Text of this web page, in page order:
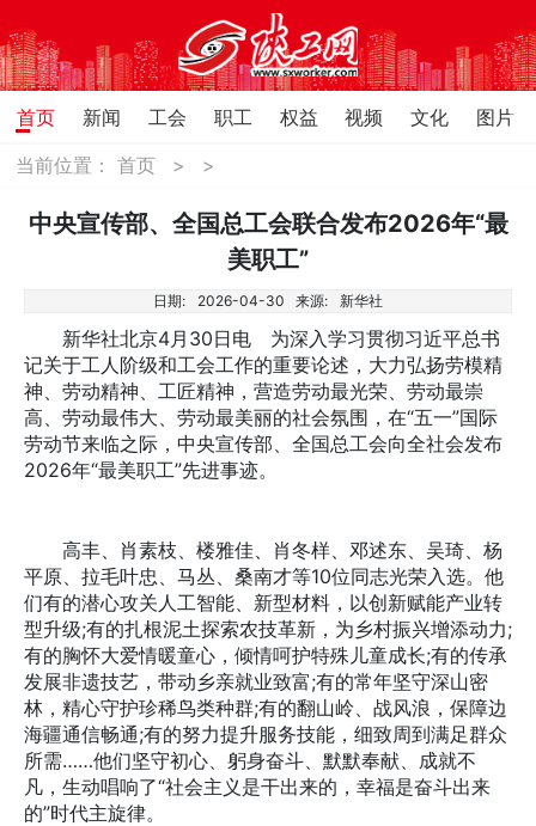
首页 新闻 工会 职工 权益 视频 文化
图片
当前位置：首页 > >
中央宣传部、全国总工会联合发布2026年“最
美职工”
日期: 2026-04-30 来源: 新华社
新华社北京4月30日电 为深入学习贯彻习近平总书
记关于工人阶级和工会工作的重要论述，大力弘扬劳模精
神、劳动精神、工匠精神，营造劳动最光荣、劳动最崇
高、劳动最伟大、劳动最美丽的社会氛围，在“五一”国际
劳动节来临之际，中央宣传部、全国总工会向全社会发布
2026年“最美职工”先进事迹。
高丰、肖素枝、楼雅佳、肖冬样、邓述东、吴琦、杨
平原、拉毛叶忠、马丛、桑南才等10位同志光荣入选。他
们有的潜心攻关人工智能、新型材料，以创新赋能产业转
型升级;有的扎根泥土探索农技革新，为乡村振兴增添动力;
有的胸怀大爱情暖童心，倾情呵护特殊儿童成长;有的传承
发展非遗技艺，带动乡亲就业致富;有的常年坚守深山密
林，精心守护珍稀鸟类种群;有的翻山岭、战风浪，保障边
海疆通信畅通;有的努力提升服务技能，细致周到满足群众
所需……他们坚守初心、躬身奋斗、默默奉献、成就不
凡，生动唱响了“社会主义是干出来的，幸福是奋斗出来
的”时代主旋律。